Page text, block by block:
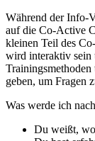
Während der Info-
auf die Co-Active
kleinen Teil des
wird interaktiv sein
geben, um Fragen
Was werde ich
Du weißt,